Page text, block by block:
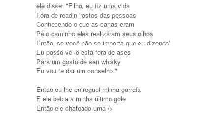
ele disse: "Filho, eu fiz uma vida
Fora de readin 'rostos das pessoas
Conhecendo o que as cartas eram
Pelo caminho eles realizaram seus olhos
Então, se você não se importa que eu dizendo'
Eu posso vê-lo está fora de ases
Para um gosto de seu whisky
Eu vou te dar um conselho "
Então eu lhe entreguei minha garrafa
E ele bebia a minha último gole
Então ele chateado uma />